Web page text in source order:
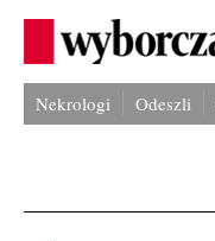
Nekrologi Odeszli